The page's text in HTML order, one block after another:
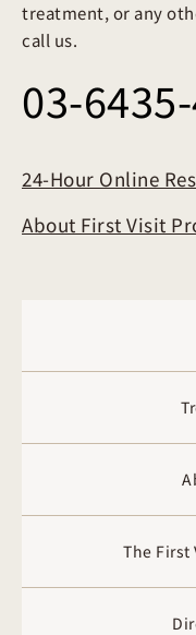
treatment, or any
call us.
03-
24-Hour Online
About First Visit
The First